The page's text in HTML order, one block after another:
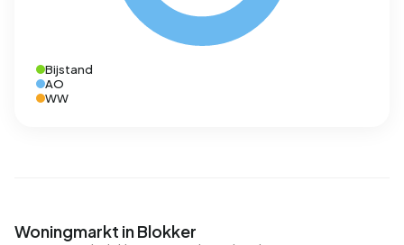
Bijstand
AO
WW
Woningmarkt in Blokker